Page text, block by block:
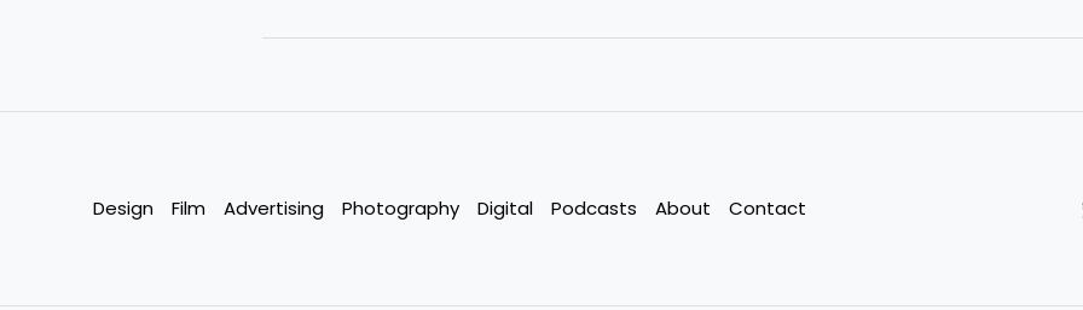
Design Film Advertising Photography Digital Podcasts About Contact